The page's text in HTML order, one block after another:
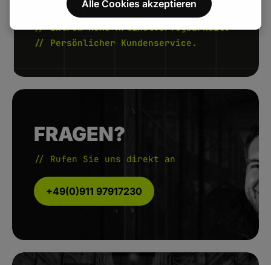
// Kurze Lieferzeiten.
// Extrem hohe Artikelverfügbarkeit.
// Persönlicher Kundenservice.
FRAGEN?
// Rufen Sie uns direkt an
+49(0)911 97917230
Alle Cookies akzeptieren